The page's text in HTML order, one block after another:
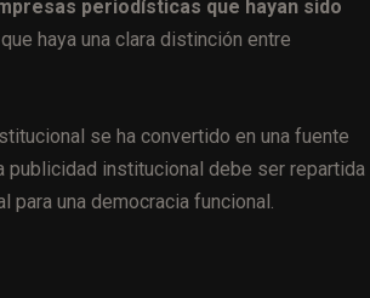
periodísticas que hayan sido
haya una clara distinción entre
se ha convertido en una fuente
publicidad institucional debe ser repartida
para una democracia funcional.